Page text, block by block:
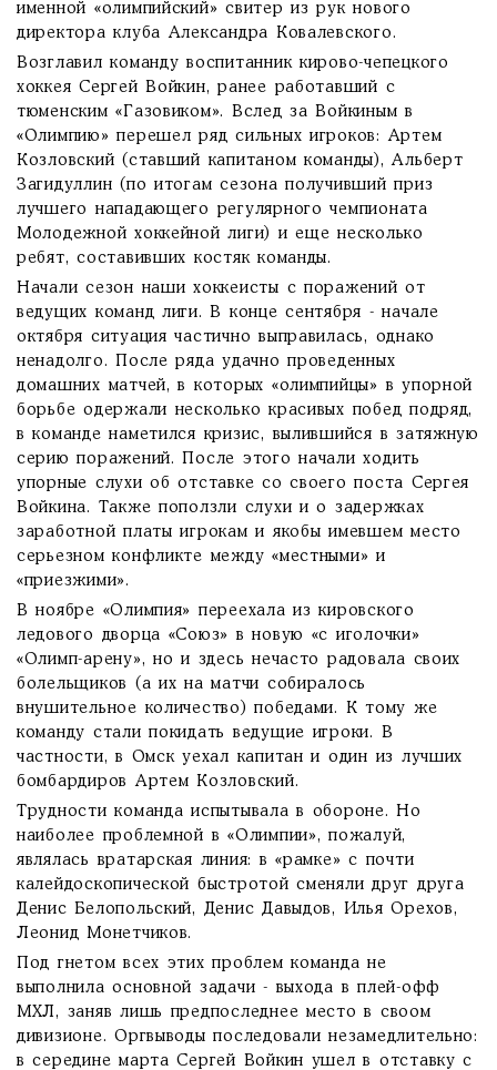
именной «олимпийский» свитер из рук нового
директора клуба Александра Ковалевского.
Возглавил команду воспитанник кирово-чепецкого
хоккея Сергей Войкин, ранее работавший с
тюменским «Газовиком». Вслед за Войкиным в
«Олимпию» перешел ряд сильных игроков: Артем
Козловский (ставший капитаном команды), Альберт
Загидуллин (по итогам сезона получивший приз
лучшего нападающего регулярного чемпионата
Молодежной хоккейной лиги) и еще несколько
ребят, составивших костяк команды.
Начали сезон наши хоккеисты с поражений от
ведущих команд лиги. В конце сентября - начале
октября ситуация частично выправилась, однако
ненадолго. После ряда удачно проведенных
домашних матчей, в которых «олимпийцы» в упорной
борьбе одержали несколько красивых побед подряд,
в команде наметился кризис, вылившийся в затяжную
серию поражений. После этого начали ходить
упорные слухи об отставке со своего поста Сергея
Войкина. Также поползли слухи и о задержках
заработной платы игрокам и якобы имевшем место
серьезном конфликте между «местными» и
«приезжими».
В ноябре «Олимпия» переехала из кировского
ледового дворца «Союз» в новую «с иголочки»
«Олимп-арену», но и здесь нечасто радовала своих
болельщиков (а их на матчи собиралось
внушительное количество) победами. К тому же
команду стали покидать ведущие игроки. В
частности, в Омск уехал капитан и один из лучших
бомбардиров Артем Козловский.
Трудности команда испытывала в обороне. Но
наиболее проблемной в «Олимпии», пожалуй,
являлась вратарская линия: в «рамке» с почти
калейдоскопической быстротой сменяли друг друга
Денис Белопольский, Денис Давыдов, Илья Орехов,
Леонид Монетчиков.
Под гнетом всех этих проблем команда не
выполнила основной задачи - выхода в плей-офф
МХЛ, заняв лишь предпоследнее место в своом
дивизионе. Оргвыводы последовали незамедлительно:
в середине марта Сергей Войкин ушел в отставку с